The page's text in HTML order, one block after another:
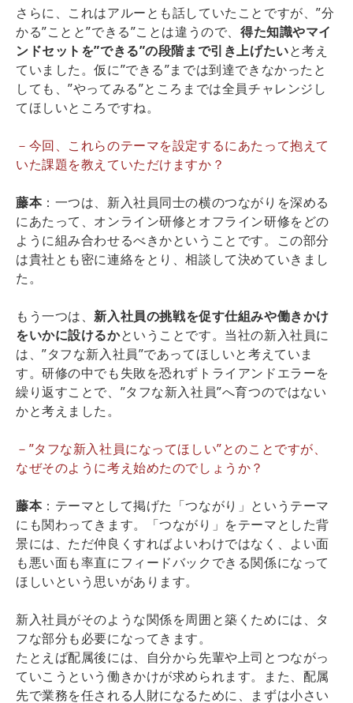
さらに、これはアルーとも話していたことですが、”分
かる”ことと”できる”ことは違うので、 得た知識やマイ
ンドセットを”できる”の段階まで引き上げたいと考え
ていました。仮に”できる”までは到達できなかったと
しても、”やってみる”ところまでは全員チャレンジし
てほしいところですね。
－今回、これらのテーマを設定するにあたって抱えて
いた課題を教えていただけますか？
藤本：一つは、新入社員同士の横のつながりを深める
にあたって、オンライン研修とオフライン研修をどの
ように組み合わせるべきかということです。この部分
は貴社とも密に連絡をとり、相談して決めていきまし
た。
もう一つは、新入社員の挑戦を促す仕組みや働きかけ
をいかに設けるかということです。当社の新入社員に
は、”タフな新入社員”であってほしいと考えていま
す。研修の中でも失敗を恐れずトライアンドエラーを
繰り返すことで、”タフな新入社員”へ育つのではない
かと考えました。
－”タフな新入社員になってほしい”とのことですが、
なぜそのように考え始めたのでしょうか？
藤本：テーマとして掲げた「つながり」というテーマ
にも関わってきます。「つながり」をテーマとした背
景には、ただ仲良くすればよいわけではなく、よい面
も悪い面も率直にフィードバックできる関係になって
ほしいという思いがあります。
新入社員がそのような関係を周囲と築くためには、タ
フな部分も必要になってきます。
たとえば配属後には、自分から先輩や上司とつながっ
ていこうという働きかけが求められます。また、配属
先で業務を任される人財になるために、まずは小さい